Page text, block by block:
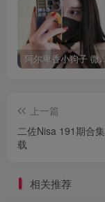
阿尔卑香小狗子 微密圈合
上一篇
二佐Nisa 191期合
载
相关推荐